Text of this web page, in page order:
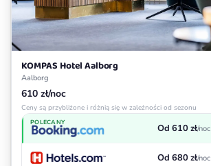
KOMPAS Hotel Aalborg
Aalborg
610 zł/noc
Ceny są przybliżone i różnią się w zależności od sezonu
POLECANY Od 610 zł/noc
Od 680 zł/noc